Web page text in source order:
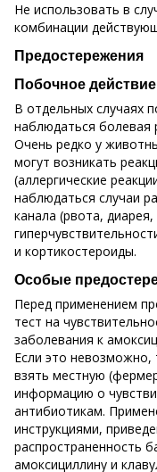
Не использовать в
комбинации
Предостережения
Побочное действие
В отдельных случаях
наблюдаться болевая
Очень редко у
могут возникать
(аллергические
наблюдаться случаи
канала (рвота,
и кортикостероиды.
Особые
Перед применением
тест на
заболевания к
Если это невозможно,
взять местную
информацию о
антибиотикам.
инструкциями,
распространенность
амоксициллину и